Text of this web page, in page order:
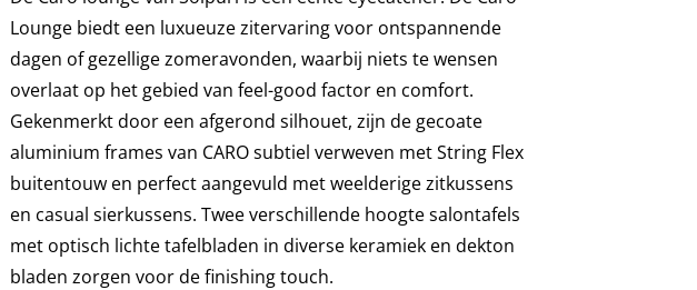
Lounge biedt een luxueuze zitervaring voor ontspannende
dagen of gezellige zomeravonden, waarbij niets te wensen
overlaat op het gebied van feel-good factor en comfort.
Gekenmerkt door een afgerond silhouet, zijn de gecoate
aluminium frames van CARO subtiel verweven met String Flex
buitentouw en perfect aangevuld met weelderige zitkussens
en casual sierkussens. Twee verschillende hoogte salontafels
met optisch lichte tafelbladen in diverse keramiek en dekton
bladen zorgen voor de finishing touch.